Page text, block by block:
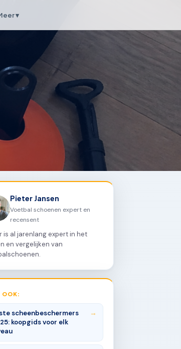
▾
Pieter Jansen
Voetbal schoenen expert en
recensent
is al jarenlang expert in het
en vergelijken van
OOK:
scheenbeschermers
koopgids voor elk